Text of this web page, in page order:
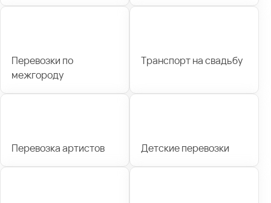
Перевозки по
межгороду
Транспорт на свадьбу
Перевозка артистов Детские перевозки